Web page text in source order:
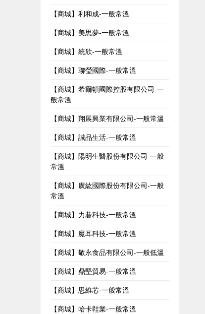
【商城】利和成-一般常溫
【商城】美思夢-一般常溫
【商城】統欣-一般常溫
【商城】聯瑩國際-一般常溫
【商城】希爾頓國際控股有限公司-一
般常溫
【商城】翔展興業有限公司-一般常溫
【商城】誠品生活-一般常溫
【商城】陽明生醫股份有限公司-一般
常溫
【商城】廣紘國際股份有限公司-一般
常溫
【商城】力碁科技-一般常溫
【商城】魔耳科技-一般常溫
【商城】敬永食品有限公司-一般低溫
【商城】鼎堅貿易-一般常溫
【商城】思維芯-一般常溫
【商城】哈卡鞋業-一般常溫